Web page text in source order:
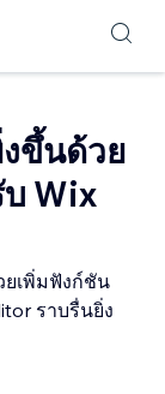
ขึ้นด้วย
บ Wix
ยเพิ่มฟังก์ชัน
ราบรื่นยิ่ง